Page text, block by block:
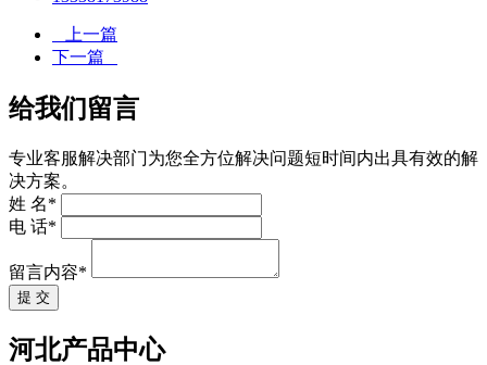
上一篇
下一篇
给我们留言
专业客服解决部门为您全方位解决问题短时间内出具有效的解
决方案。
姓 名*
电 话*
留言内容*
提 交
河北产品中心